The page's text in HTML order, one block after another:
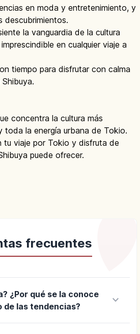
en moda y entretenimiento, y
descubrimientos.
la vanguardia de la cultura
en cualquier viaje a
tiempo para disfrutar con calma
concentra la cultura más
toda la energía urbana de Tokio.
tu viaje por Tokio y disfruta de
puede ofrecer.
frecuentes
¿Por qué se la conoce
de las tendencias?
keyboard_arrow_down